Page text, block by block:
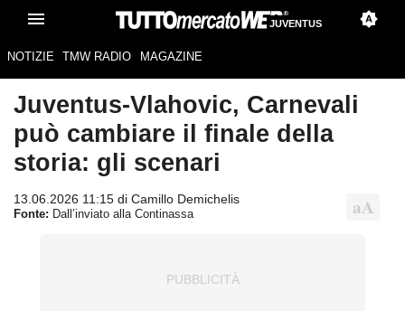
JUVENTUS
NOTIZIE TMW RADIO MAGAZINE
Juventus-Vlahovic, Carnevali
può cambiare il finale della
storia: gli scenari
13.06.2026 11:15 di Camillo Demichelis
Fonte: Dall’inviato alla Continassa